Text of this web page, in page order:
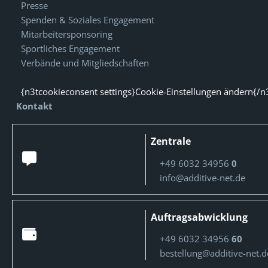
Presse
Spenden & Soziales Engagement
Mitarbeitersponsoring
Sportliches Engagement
Verbände und Mitgliedschaften
{n3tcookieconsent settings}Cookie-Einstellungen ändern{/
Kontakt
Zentrale
+49 6032 349560
info@additive-net.de
Auftragsabwicklung
+49 6032 3495660
bestellung@additive-